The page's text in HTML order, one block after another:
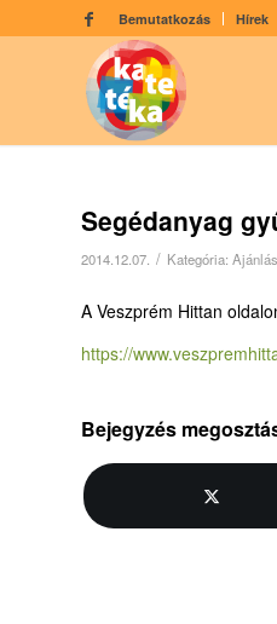
Bemutatkozás Hírek
Segédanyag
2014.12.07. / Kategória:
A Veszprém Hittan
https://
Bejegyzés